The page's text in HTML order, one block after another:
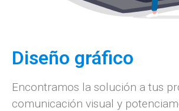
Diseño gráfico
Encontramos la solución a tus
comunicación visual y